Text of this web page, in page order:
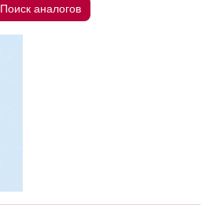
Поиск аналогов